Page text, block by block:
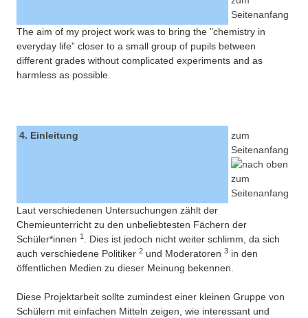
The aim of my project work was to bring the "chemistry in
everyday life” closer to a small group of pupils between
different grades without complicated experiments and as
harmless as possible.
4. Einleitung
zum
Seitenanfang
Laut verschiedenen Untersuchungen zählt der
Chemieunterricht zu den unbeliebtesten Fächern der
Schüler*innen 1
. Dies ist jedoch nicht weiter schlimm, da sich
auch verschiedene Politiker 2 und Moderatoren 3 in den
öffentlichen Medien zu dieser Meinung bekennen.
Diese Projektarbeit sollte zumindest einer kleinen Gruppe von
Schülern mit einfachen Mitteln zeigen, wie interessant und